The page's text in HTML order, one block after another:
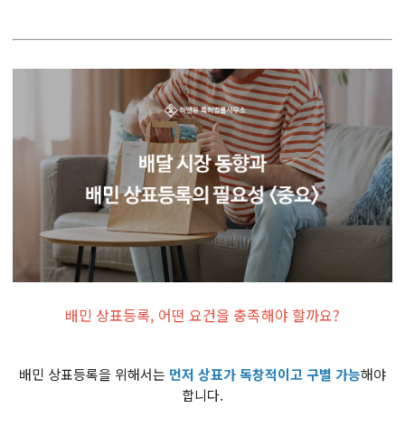
배민 상표등록, 어떤 요건을 충족해야 할까요?
배민 상표등록을 위해서는 먼저 상표가 독창적이고 구별 가능해야
합니다.